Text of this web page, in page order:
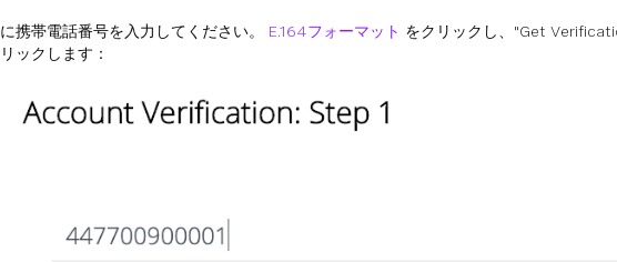
に携帯電話番号を入力してください。 E.164フォーマット をクリックし、"Get
リックします：